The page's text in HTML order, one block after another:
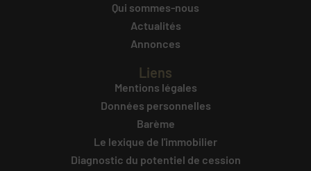
Qui sommes-nous
Actualités
Annonces
Liens
Mentions légales
Données personnelles
Barème
Le lexique de l'immobilier
Diagnostic du potentiel de cession